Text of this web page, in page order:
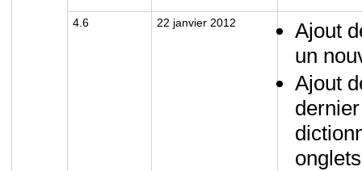
4.6 22 janvier 2012
Ajout
un
Ajout